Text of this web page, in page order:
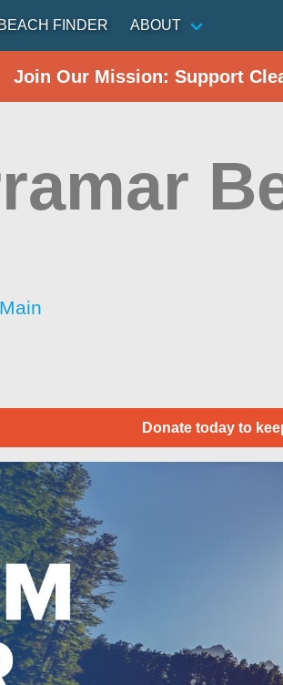
BEACH FINDER ABOUT
Join Our Mission: Support
Donate today to